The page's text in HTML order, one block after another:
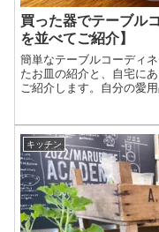
買った器でテーブル
を並べてご紹介】
簡単なテーブルコーディ
たお皿の紹介と、自宅に
ご紹介します。自分の愛
キッチン